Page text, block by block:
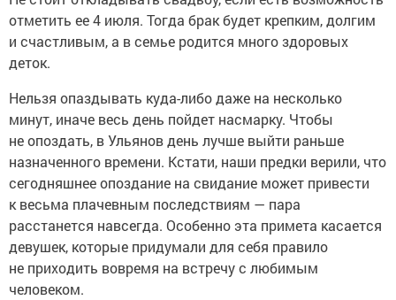
отметить ее 4 июля. Тогда брак будет крепким, долгим
и счастливым, а в семье родится много здоровых
деток.
Нельзя опаздывать куда-либо даже на несколько
минут, иначе весь день пойдет насмарку. Чтобы
не опоздать, в Ульянов день лучше выйти раньше
назначенного времени. Кстати, наши предки верили, что
сегодняшнее опоздание на свидание может привести
к весьма плачевным последствиям — пара
расстанется навсегда. Особенно эта примета касается
девушек, которые придумали для себя правило
не приходить вовремя на встречу с любимым
человеком.